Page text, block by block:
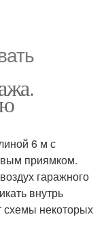
6 м с
приямком.
гаражного
внутрь
схемы некоторых